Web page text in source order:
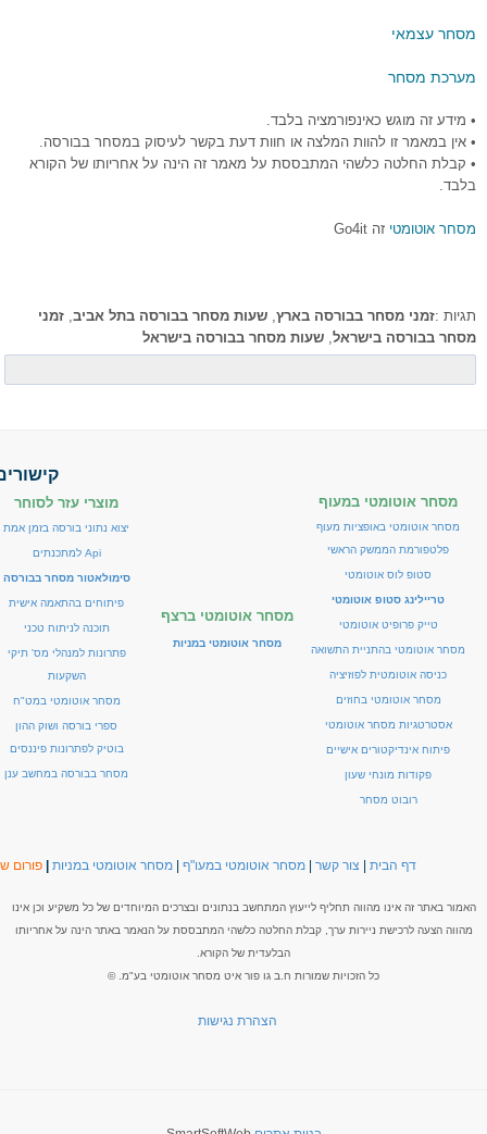
מסחר עצמאי
מערכת מסחר
• מידע זה מוגש כאינפורמציה בלבד.
• אין במאמר זו להוות המלצה או חוות דעת בקשר לעיסוק במסחר בבורסה.
• קבלת החלטה כלשהי המתבססת על מאמר זה הינה על אחריותו של הקורא
בלבד.
מסחר אוטומטי זה Go4it
תגיות :זמני מסחר בבורסה בארץ, שעות מסחר בבורסה בתל אביב, זמני
מסחר בבורסה בישראל, שעות מסחר בבורסה בישראל
מסחר אוטומטי במעוף
מסחר אוטומטי באופציות מעוף
פלטפורמת הממשק הראשי
סטופ לוס אוטומטי
טריילינג סטופ אוטומטי
טייק פרופיט אוטומטי
מסחר אוטומטי בהתניית התשואה
כניסה אוטומטית לפוזיציה
מסחר אוטומטי בחוזים
אסטרטגיות מסחר אוטומטי
פיתוח אינדיקטורים אישיים
פקודות מונחי שעון
רובוט מסחר
מסחר אוטומטי ברצף
מסחר אוטומטי במניות
מוצרי עזר לסוחר
יצוא נתוני בורסה בזמן אמת
Api למתכנתים
סימולאטור מסחר בבורסה
פיתוחים בהתאמה אישית
תוכנה לניתוח טכני
פתרונות למנהלי מס' תיקי
השקעות
מסחר אוטומטי במט"ח
ספרי בורסה ושוק ההון
בוטיק לפתרונות פיננסים
מסחר בבורסה במחשב ענן
דף הבית | צור קשר | מסחר אוטומטי במעו"ף | מסחר אוטומטי במניות | פורום
האמור באתר זה אינו מהווה תחליף לייעוץ המתחשב בנתונים ובצרכים המיוחדים של כל משקיע וכן אינו
מהווה הצעה לרכישת ניירות ערך, קבלת החלטה כלשהי המתבססת על הנאמר באתר הינה על אחריותו
הבלעדית של הקורא.
כל הזכויות שמורות ח.ב גו פור איט מסחר אוטומטי בע"מ. ©
הצהרת נגישות